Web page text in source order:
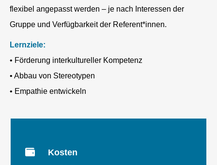
flexibel angepasst werden – je nach Interessen der
Gruppe und Verfügbarkeit der Referent*innen.
Lernziele:
• Förderung interkultureller Kompetenz
• Abbau von Stereotypen
• Empathie entwickeln
 Kosten